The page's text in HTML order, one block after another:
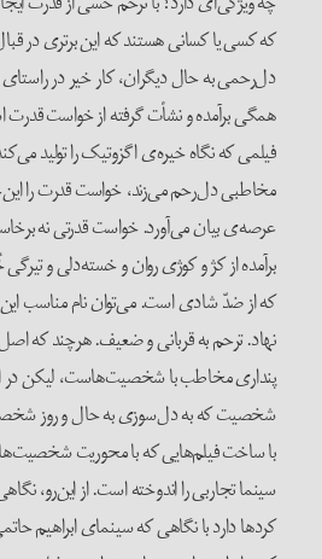
که کسی یا کسانی هستند که این برتری در
دل‌رحمی به حال دیگران، کار خیر در
همگی برآمده و نشأت گرفته از خواست
فیلمی که نگاه خیره‌ی اگزوتیک را تولید
مخاطبی دل‌رحم می‌زند، خواست قدرت را
عرصه‌ی بیان می‌آورد. خواست قدرتی نه
برآمده از کژ و کوژی روان و خسته‌دلی و
که از ضدّ شادی است. می‌توان نام مناسب
نهاد. ترحم به قربانی و ضعیف. هرچند که
پنداری مخاطب با شخصیت‌هاست، لیکن در
شخصیت که به دل‌سوزی به حال و روز
با ساخت فیلم‌هایی که با محوریت
سینما تجاربی را اندوخته است. از این‌رو،
کردها دارد با نگاهی که سینمای ابراهیم